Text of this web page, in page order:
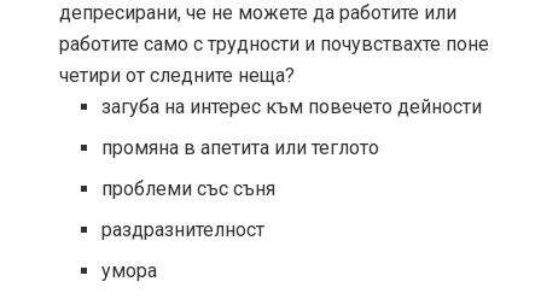
депресирани, че не можете да работите или
работите само с трудности и почувствахте поне
четири от следните неща?
загуба на интерес към повечето дейности
промяна в апетита или теглото
проблеми със съня
раздразнителност
умора